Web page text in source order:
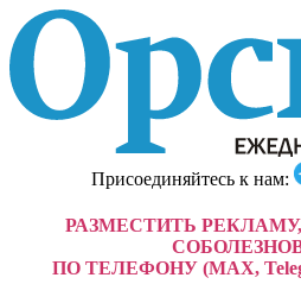
Присоединяйтесь к нам:
РАЗМЕСТИТЬ
ПО ТЕЛЕФОНУ (MAX,